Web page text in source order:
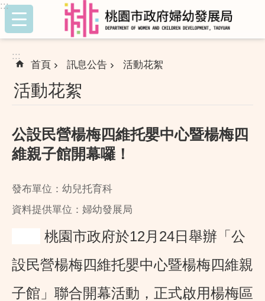
跳到主要內容區塊
:::
:::
首頁 訊息公告 活動花絮
活動花絮
公設民營楊梅四維托嬰中心暨楊梅四
維親子館開幕囉！
發布單位：幼兒托育科
資料提供單位：婦幼發展局
桃園市政府於12月24日舉辦「公
設民營楊梅四維托嬰中心暨楊梅四維親
子館」聯合開幕活動，正式啟用楊梅區